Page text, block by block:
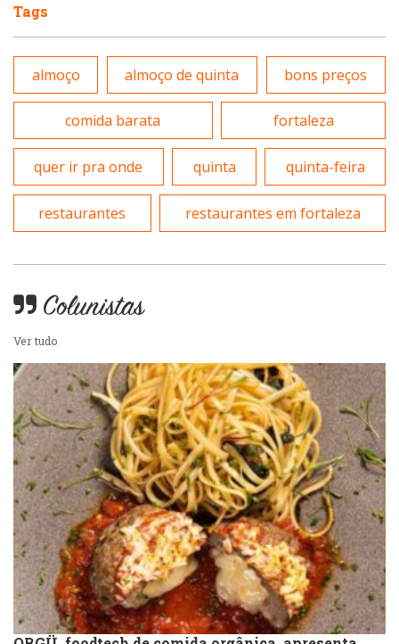
Portuguesa
Self-service
Sobremesas e sorvetes
Variados
Tags
almoço almoço de quinta bons preços
comida barata fortaleza
quer ir pra onde quinta quinta-feira
restaurantes restaurantes em fortaleza
Colunistas
Ver tudo